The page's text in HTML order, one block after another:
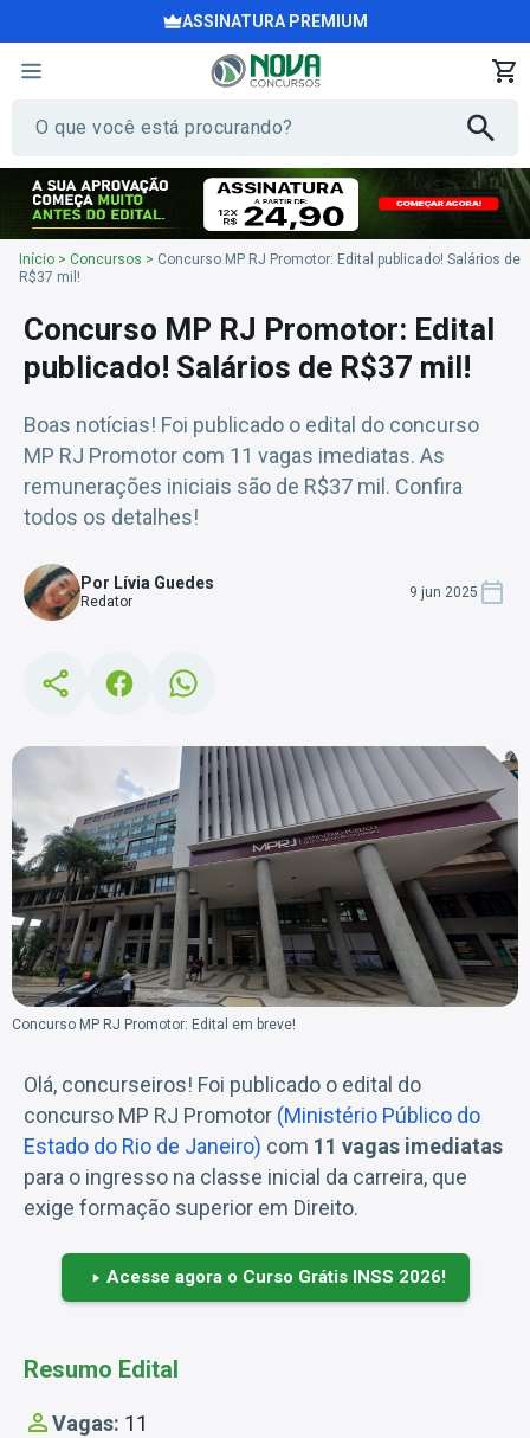
ASSINATURA PREMIUM
Início > Concursos > Concurso MP RJ Promotor: Edital publicado! Salários de
R$37 mil!
Concurso MP RJ Promotor: Edital
publicado! Salários de R$37 mil!
Boas notícias! Foi publicado o edital do concurso
MP RJ Promotor com 11 vagas imediatas. As
remunerações iniciais são de R$37 mil. Confira
todos os detalhes!
Por Lívia Guedes
Redator
9 jun 2025
Concurso MP RJ Promotor: Edital em breve!
Olá, concurseiros! Foi publicado o edital do
concurso MP RJ Promotor (Ministério Público do
Estado do Rio de Janeiro) com 11 vagas imediatas
para o ingresso na classe inicial da carreira, que
exige formação superior em Direito.
Acesse agora o Curso Grátis INSS 2026!
Resumo Edital
Vagas: 11